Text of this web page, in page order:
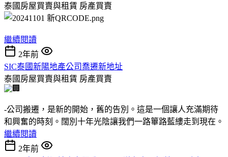
泰國房屋買賣與租賃 房產買賣
繼續閱讀
2年前
SIC泰國新陽地產公司喬遷新地址
泰國房屋買賣與租賃 房產買賣
-公司搬遷，是新的開始，舊的告別。這是一個讓人充滿期待
和興奮的時刻。闊別十年光陰讓我們一路篳路藍縷走到現在。
繼續閱讀
2年前